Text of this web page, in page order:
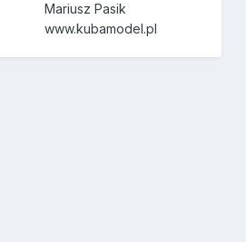
Mariusz Pasik
www.kubamodel.pl